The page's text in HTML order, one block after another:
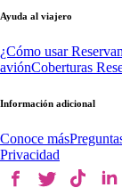
Ayuda al viajero
¿Cómo usar
aviónCoberturas
Información adicional
Conoce más
Privacidad